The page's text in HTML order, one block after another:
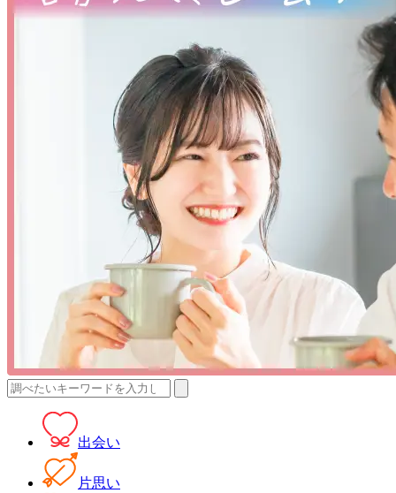
検
出会い
片思い